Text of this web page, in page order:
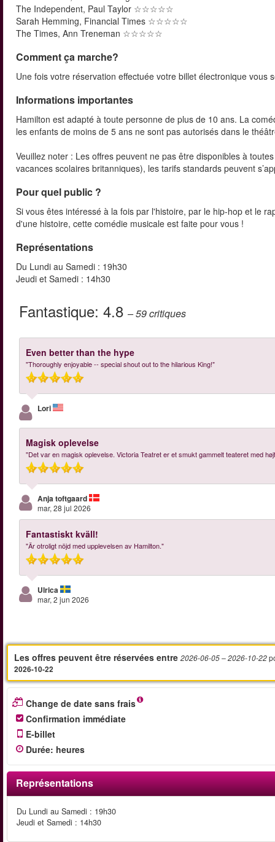
The Independent, Paul Taylor ☆☆☆☆☆
Sarah Hemming, Financial Times ☆☆☆☆☆
The Times, Ann Treneman ☆☆☆☆☆
Comment ça marche?
Une fois votre réservation effectuée votre billet électronique
Informations importantes
Hamilton est adapté à toute personne de plus de 10 ans. La
les enfants de moins de 5 ans ne sont pas autorisés dans le
Veuillez noter : Les offres peuvent ne pas être disponibles à
vacances scolaires britanniques), les tarifs standards peuvent
Pour quel public ?
Si vous êtes intéressé à la fois par l'histoire, par le hip-hop et le
d'une histoire, cette comédie musicale est faite pour vous !
Représentations
Du Lundi au Samedi : 19h30
Jeudi et Samedi : 14h30
Fantastique: 4.8 – 59critiques
Even better than the hype
"Thoroughly enjoyable -- special shout out to the hilarious King!"
Lori
Magisk oplevelse
"Det var en magisk oplevelse. Victoria Teatret er et smukt gammelt teateret med
Anja toftgaard
mar, 28 jul 2026
Fantastiskt kväll!
"Är otroligt nöjd med upplevelsen av Hamilton."
Ulrica
mar, 2 jun 2026
Les offres peuvent être réservées entre 2026-06-05– 2026-10-22
2026-10-22
Change de date sans frais
Confirmation immédiate
E-billet
Durée: heures
Représentations
Du Lundi au Samedi : 19h30
Jeudi et Samedi : 14h30